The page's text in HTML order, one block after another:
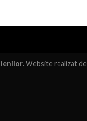
. Website realizat de